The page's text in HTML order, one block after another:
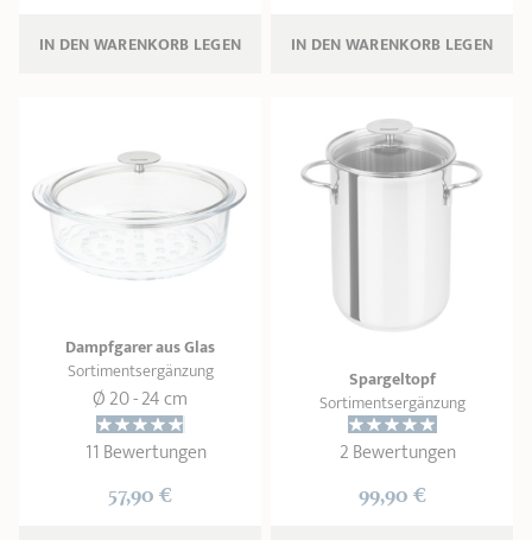
LEGEN LEGEN
Dampfgarer aus Glas
Sortimentsergänzung
Ø 20 - 24 cm
11 Bewertungen
57,90 €
Spargeltopf
Sortimentsergänzung
2 Bewertungen
99,90 €